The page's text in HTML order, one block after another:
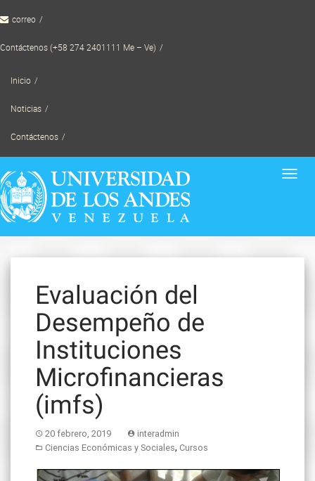
to correo
Contáctenos (+58 274 2401111 Me – Ve)
Inicio
Noticias
Contáctenos
Evaluación del
Desempeño de
Instituciones
Microfinancieras
(imfs)
20 febrero, 2019
interadmin
Ciencias Económicas y Sociales, Cursos